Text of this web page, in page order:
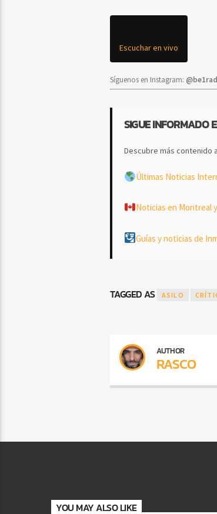
Escuchar en vivo
Síguenos en Instagram:
SIGUE INFORMADO
Descubre más contenido
Últimas Noticias
Noticias en Montreal
Guías y noticias de
TAGGED AS ASILO
AUTHOR
RASCO
YOU MAY ALSO LIKE